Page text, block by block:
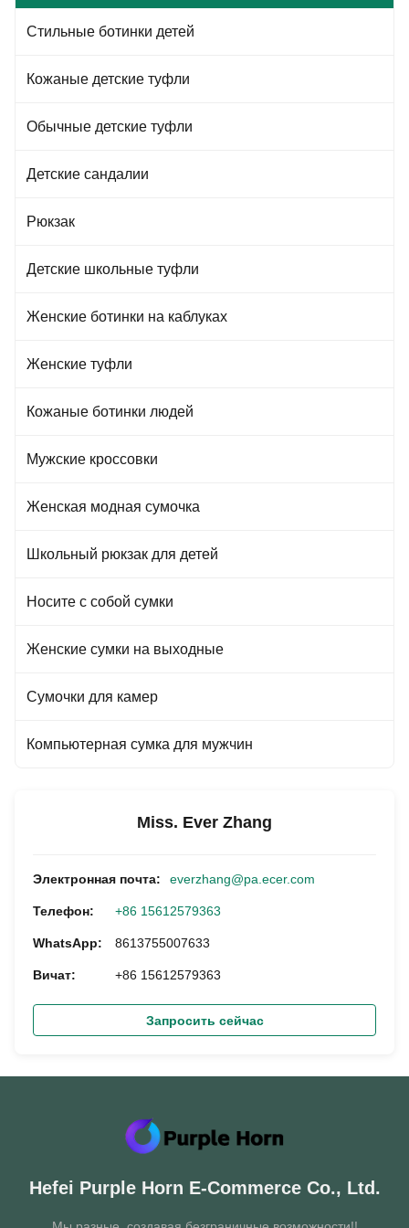
Стильные ботинки детей
Кожаные детские туфли
Обычные детские туфли
Детские сандалии
Рюкзак
Детские школьные туфли
Женские ботинки на каблуках
Женские туфли
Кожаные ботинки людей
Мужские кроссовки
Женская модная сумочка
Школьный рюкзак для детей
Носите с собой сумки
Женские сумки на выходные
Сумочки для камер
Компьютерная сумка для мужчин
Miss. Ever Zhang
Электронная почта: everzhang@pa.ecer.com
Телефон: +86 15612579363
WhatsApp: 8613755007633
Вичат: +86 15612579363
Запросить сейчас
Hefei Purple Horn E-Commerce Co., Ltd.